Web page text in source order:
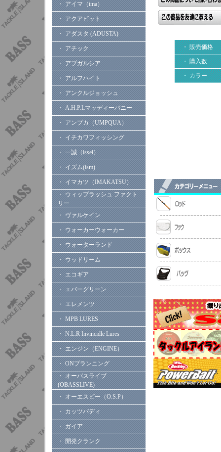
・ アイマ（ima）
・ アクアビット
・ アダスタ (ADUSTA)
・ アチック
・ アブガルシア
・ アルフハイト
・ アンクルジョッシュ
・ A.H.P.Lマッディーバニー
・ アンプカ（UMPQUA）
・ イチカワフィッシング
・ 一誠（issei）
・ イズム(ism)
・ イマカツ（IMAKATSU）
・ ウィップラッシュ ファクト
リー
・ ヴァルケイン
・ ウォーカーウォーカー
・ ウォーターランド
・ ウッドリーム
・ エコギア
・ エバーグリーン
・ エレメンツ
・ MPB LURES
・ N.L.R Invincidle Lures
・ エンジン（ENGINE）
・ ONプランニング
・ オーバスライブ
(OBASSLIVE)
・ オーエスピー（O.S.P）
・ カッツバディ
・ ガイア
・ 開発クランク
・ 販売価格
・ 購入数
・ カラー